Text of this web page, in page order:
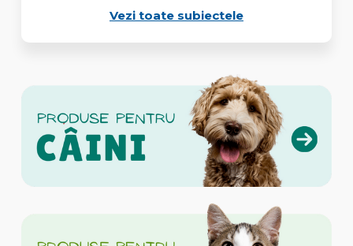
Vezi toate subiectele